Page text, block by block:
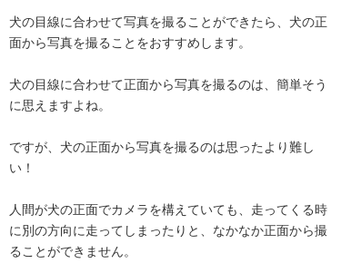
犬の目線に合わせて写真を撮ることができたら、犬の正
面から写真を撮ることをおすすめします。
犬の目線に合わせて正面から写真を撮るのは、簡単そう
に思えますよね。
ですが、犬の正面から写真を撮るのは思ったより難し
い！
人間が犬の正面でカメラを構えていても、走ってくる時
に別の方向に走ってしまったりと、なかなか正面から撮
ることができません。